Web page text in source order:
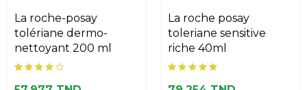
la roche-posay
tolériane dermo-
nettoyant 200 ml
la roche posay
toleriane sensitive
riche 40ml